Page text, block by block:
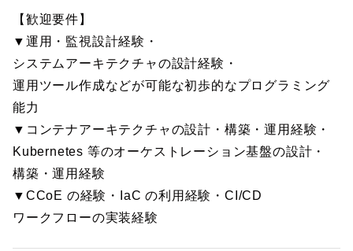
【歓迎要件】
▼運用・監視設計経験・
システムアーキテクチャの設計経験・
運用ツール作成などが可能な初歩的なプログラミング
能力
▼コンテナアーキテクチャの設計・構築・運用経験・
Kubernetes 等のオーケストレーション基盤の設計・
構築・運用経験
▼CCoE の経験・IaC の利用経験・CI/CD
ワークフローの実装経験